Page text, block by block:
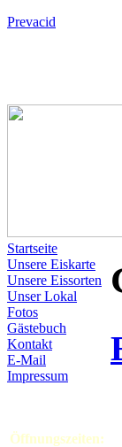
Prevacid
Startseite
Unsere Eiskarte
Unsere Eissorten
Unser Lokal
Fotos
Gästebuch
Kontakt
E-Mail
Impressum
Öffnungszeiten: